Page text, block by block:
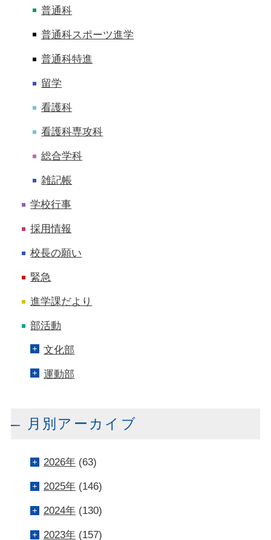
普通科
普通科スポーツ進学
普通科特進
留学
看護科
看護科専攻科
総合学科
雑記帳
学校行事
採用情報
校長の願い
緊急
進学課だより
部活動
文化部
運動部
月別アーカイブ
2026年(63)
2025年(146)
2024年(130)
2023年(157)